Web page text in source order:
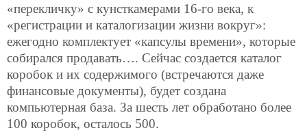
«перекличку» с кунсткамерами 16-го века, к
«регистрации и каталогизации жизни вокруг»:
ежегодно комплектует «капсулы времени», которые
собирался продавать…. Сейчас создается каталог
коробок и их содержимого (встречаются даже
финансовые документы), будет создана
компьютерная база. За шесть лет обработано более
100 коробок, осталось 500.